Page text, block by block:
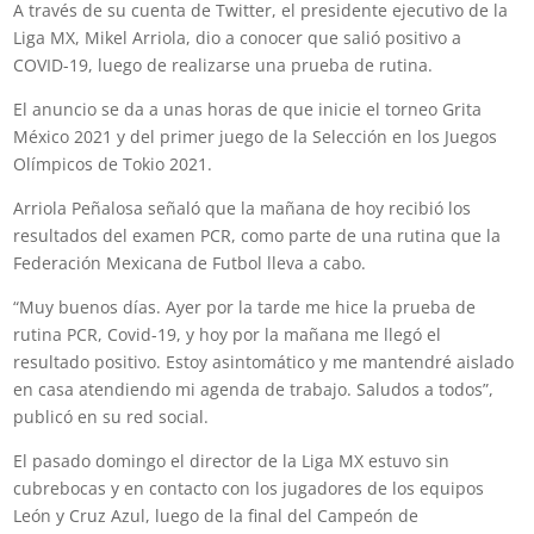
A través de su cuenta de Twitter, el presidente ejecutivo de la
Liga MX, Mikel Arriola, dio a conocer que salió positivo a
COVID-19, luego de realizarse una prueba de rutina.
El anuncio se da a unas horas de que inicie el torneo Grita
México 2021 y del primer juego de la Selección en los Juegos
Olímpicos de Tokio 2021.
Arriola Peñalosa señaló que la mañana de hoy recibió los
resultados del examen PCR, como parte de una rutina que la
Federación Mexicana de Futbol lleva a cabo.
“Muy buenos días. Ayer por la tarde me hice la prueba de
rutina PCR, Covid-19, y hoy por la mañana me llegó el
resultado positivo. Estoy asintomático y me mantendré aislado
en casa atendiendo mi agenda de trabajo. Saludos a todos”,
publicó en su red social.
El pasado domingo el director de la Liga MX estuvo sin
cubrebocas y en contacto con los jugadores de los equipos
León y Cruz Azul, luego de la final del Campeón de